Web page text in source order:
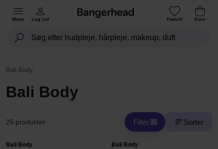
Menu Log ind Favorit Kurv
Bali Body
Bali Body
25 produkter Filter Sorter
Bali Body Bali Body